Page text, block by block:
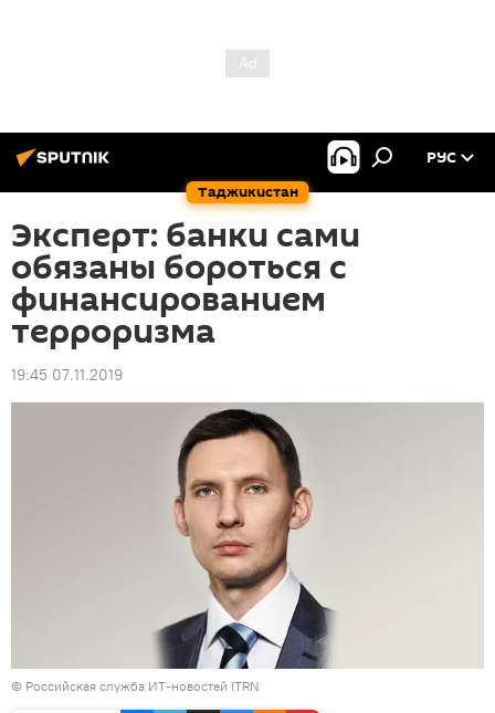
Таджикистан
РУС
Эксперт: банки сами
обязаны бороться с
финансированием
терроризма
19:45 07.11.2019
© Российская служба ИТ-новостей ITRN